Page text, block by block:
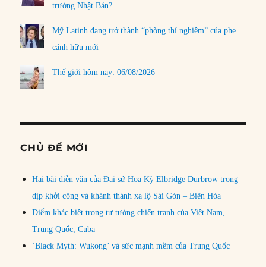
trưởng Nhật Bản?
Mỹ Latinh đang trở thành “phòng thí nghiệm” của phe
cánh hữu mới
Thế giới hôm nay: 06/08/2026
CHỦ ĐỀ MỚI
Hai bài diễn văn của Đại sứ Hoa Kỳ Elbridge Durbrow trong
dịp khởi công và khánh thành xa lộ Sài Gòn – Biên Hòa
Điểm khác biệt trong tư tưởng chiến tranh của Việt Nam,
Trung Quốc, Cuba
‘Black Myth: Wukong’ và sức mạnh mềm của Trung Quốc